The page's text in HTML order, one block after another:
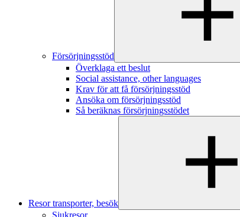
Försörjningsstöd
Överklaga ett beslut
Social assistance, other languages
Krav för att få försörjningsstöd
Ansöka om försörjningsstöd
Så beräknas försörjningsstödet
Resor transporter, besök
Sjukresor